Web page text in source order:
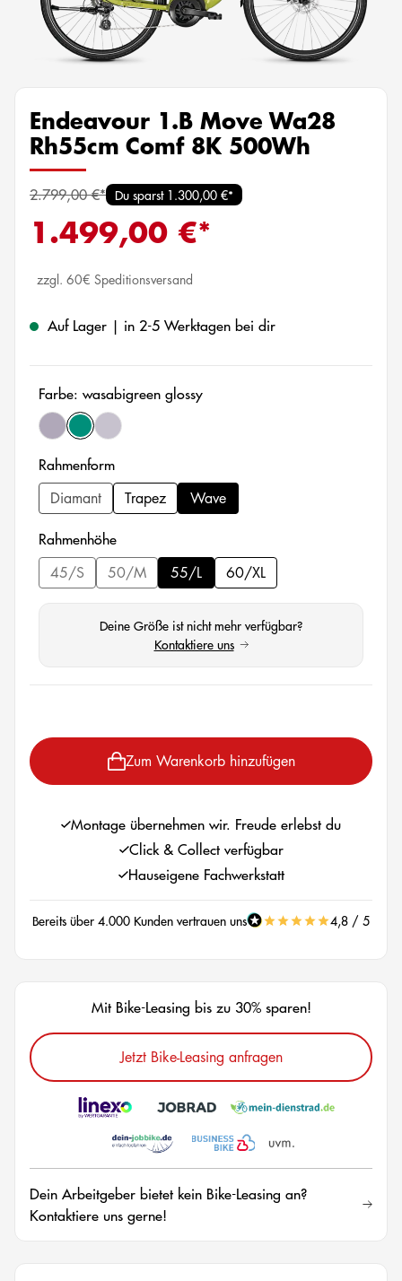
Endeavour 1.B Move Wa28
Rh55cm Comf 8K 500Wh
2.799,00 €* Du sparst 1.300,00 €*
1.499,00 €*
zzgl. 60€ Speditionsversand
Auf Lager | in 2-5 Werktagen bei dir
Farbe: wasabigreen glossy
fossilgrey matt
wasabigreen glossy
jetgrey matt
Rahmenformauswählen
Diamant Trapez Wave
Rahmenhöheauswählen
45/S(Diese Option ist zurzeit nicht verfügbar.)
50/M(Diese Option ist zurzeit nicht verfügbar.)
55/L 60/XL
Deine Größe ist nicht mehr verfügbar?
Kontaktiere uns
(öffnet in neuem Tab)
Zum Warenkorb hinzufügen
Montage übernehmen wir. Freude erlebst du
Click & Collect verfügbar
Hauseigene Fachwerkstatt
Bereits über 4.000 Kunden vertrauen uns 4,8 / 5
Mit Bike-Leasing bis zu 30% sparen!
Jetzt Bike-Leasing anfragen
Dein Arbeitgeber bietet kein Bike-Leasing an?
Kontaktiere uns gerne!